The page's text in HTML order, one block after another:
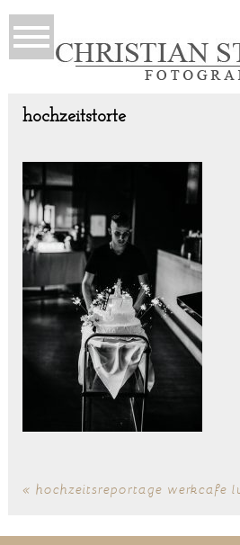
hochzeitstorte
« hochzeitsreportage werkcafe